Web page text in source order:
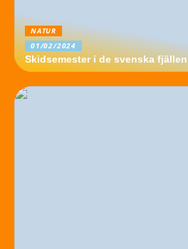
NATUR
01/02/2024
Skidsemester i de svenska fjällen